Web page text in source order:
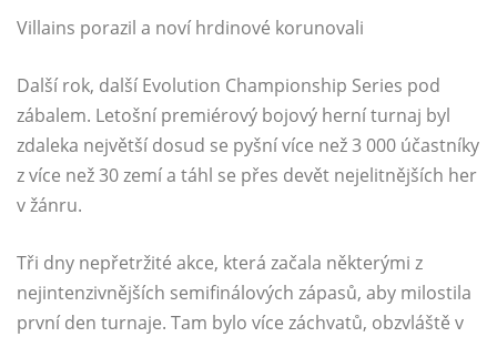
Villains porazil a noví hrdinové korunovali
Další rok, další Evolution Championship Series pod
zábalem. Letošní premiérový bojový herní turnaj byl
zdaleka největší dosud se pyšní více než 3 000 účastníky
z více než 30 zemí a táhl se přes devět nejelitnějších her
v žánru.
Tři dny nepřetržité akce, která začala některými z
nejintenzivnějších semifinálových zápasů, aby milostila
první den turnaje. Tam bylo více záchvatů, obzvláště v